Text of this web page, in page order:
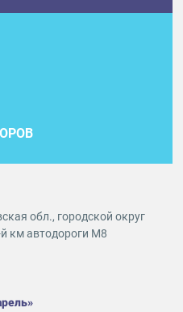
обл., городской округ
км автодороги М8